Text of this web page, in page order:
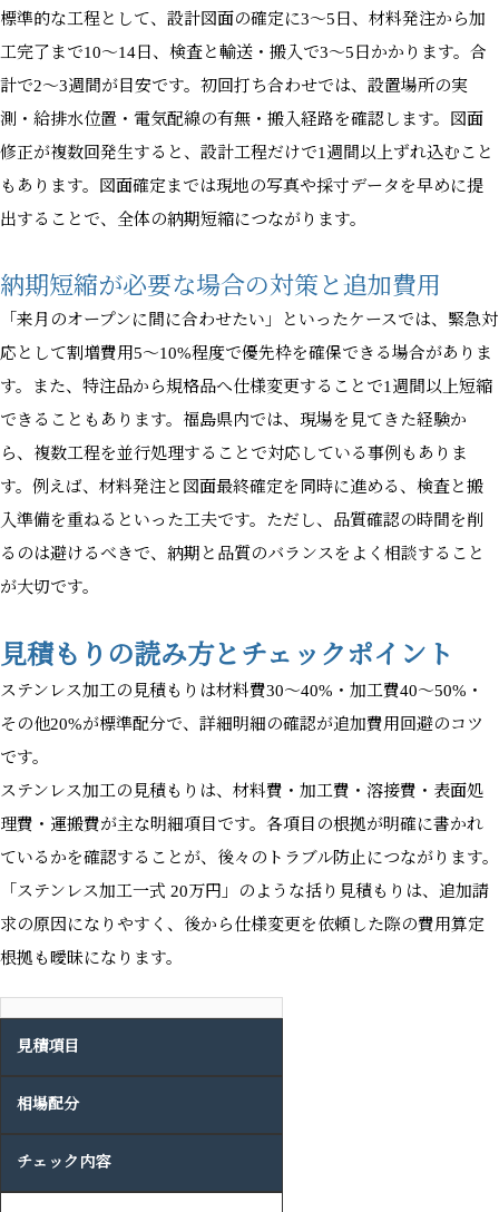
標準的な工程として、設計図面の確定に3〜5日、材料発注から加
工完了まで10〜14日、検査と輸送・搬入で3〜5日かかります。合
計で2〜3週間が目安です。初回打ち合わせでは、設置場所の実
測・給排水位置・電気配線の有無・搬入経路を確認します。図面
修正が複数回発生すると、設計工程だけで1週間以上ずれ込むこと
もあります。図面確定までは現地の写真や採寸データを早めに提
出することで、全体の納期短縮につながります。
納期短縮が必要な場合の対策と追加費用
「来月のオープンに間に合わせたい」といったケースでは、緊急対
応として割増費用5〜10%程度で優先枠を確保できる場合がありま
す。また、特注品から規格品へ仕様変更することで1週間以上短縮
できることもあります。福島県内では、現場を見てきた経験か
ら、複数工程を並行処理することで対応している事例もありま
す。例えば、材料発注と図面最終確定を同時に進める、検査と搬
入準備を重ねるといった工夫です。ただし、品質確認の時間を削
るのは避けるべきで、納期と品質のバランスをよく相談すること
が大切です。
見積もりの読み方とチェックポイント
ステンレス加工の見積もりは材料費30〜40%・加工費40〜50%・
その他20%が標準配分で、詳細明細の確認が追加費用回避のコツ
です。
ステンレス加工の見積もりは、材料費・加工費・溶接費・表面処
理費・運搬費が主な明細項目です。各項目の根拠が明確に書かれ
ているかを確認することが、後々のトラブル防止につながります。
「ステンレス加工一式 20万円」のような括り見積もりは、追加請
求の原因になりやすく、後から仕様変更を依頼した際の費用算定
根拠も曖昧になります。
見積項目
相場配分
チェック内容